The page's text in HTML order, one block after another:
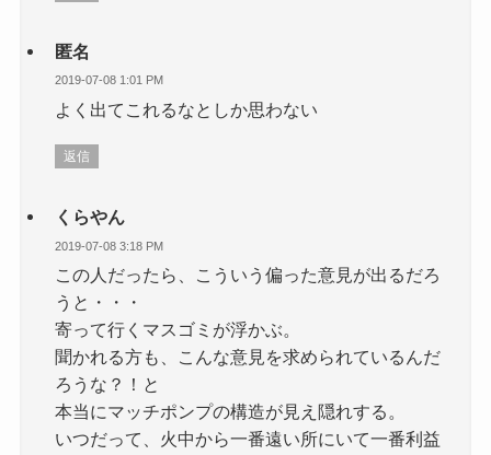
匿名
2019-07-08 1:01 PM
よく出てこれるなとしか思わない
返信
くらやん
2019-07-08 3:18 PM
この人だったら、こういう偏った意見が出るだろ
うと・・・
寄って行くマスゴミが浮かぶ。
聞かれる方も、こんな意見を求められているんだ
ろうな？！と
本当にマッチポンプの構造が見え隠れする。
いつだって、火中から一番遠い所にいて一番利益